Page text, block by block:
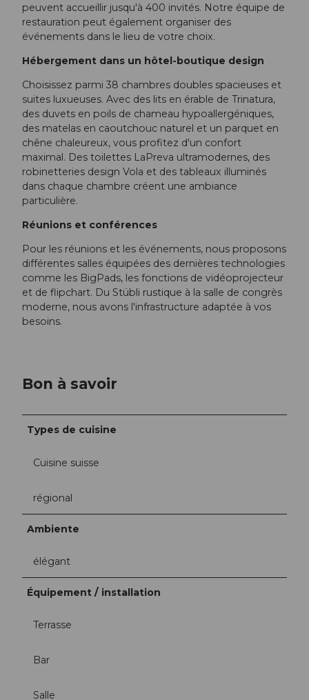
peuvent accueillir jusqu'à 400 invités. Notre équipe de
restauration peut également organiser des
événements dans le lieu de votre choix.
Hébergement dans un hôtel-boutique design
Choisissez parmi 38 chambres doubles spacieuses et
suites luxueuses. Avec des lits en érable de Trinatura,
des duvets en poils de chameau hypoallergéniques,
des matelas en caoutchouc naturel et un parquet en
chêne chaleureux, vous profitez d'un confort
maximal. Des toilettes LaPreva ultramodernes, des
robinetteries design Vola et des tableaux illuminés
dans chaque chambre créent une ambiance
particulière.
Réunions et conférences
Pour les réunions et les événements, nous proposons
différentes salles équipées des dernières technologies
comme les BigPads, les fonctions de vidéoprojecteur
et de flipchart. Du Stübli rustique à la salle de congrès
moderne, nous avons l'infrastructure adaptée à vos
besoins.
Bon à savoir
Types de cuisine
Cuisine suisse
régional
Ambiente
élégant
Équipement / installation
Terrasse
Bar
Salle